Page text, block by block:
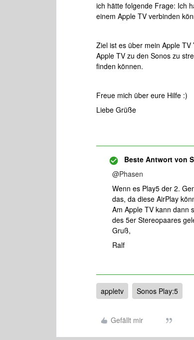
ich hätte folgende Frage: Ich
einem Apple TV verbinden
Ziel ist es über mein Apple
Apple TV zu den Sonos zu
finden können.
Freue mich über eure Hilfe :)
Liebe Grüße
Beste Antwort von
@Phasen
Wenn es Play5 der 2.
das, da diese AirPlay
Am Apple TV kann dann
des 5er Stereopaares
Gruß,
Ralf
appletv Sonos Play:5
Gefällt mir